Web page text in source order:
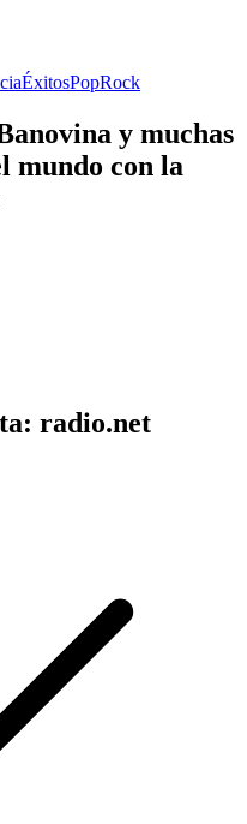
ÉxitosPopRock
y muchas
mundo con la
radio.net